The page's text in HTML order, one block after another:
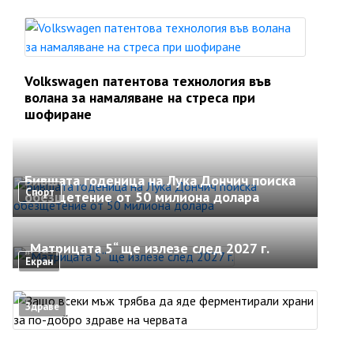
Volkswagen патентова технология във
волана за намаляване на стреса при
шофиране
Спорт
Бившата годеница на Лука Дончич поиска
обезщетение от 50 милиона долара
Екран
„Матрицата 5“ ще излезе след 2027 г.
Здраве